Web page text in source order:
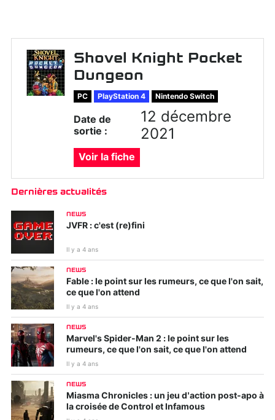
Shovel Knight Pocket
Dungeon
PC PlayStation 4 Nintendo Switch
Date de
sortie :
12 décembre
2021
Voir la fiche
Dernières actualités
NEWS
JVFR : c'est (re)fini
Il y a 4 ans
NEWS
Fable : le point sur les rumeurs, ce que l'on sait,
ce que l'on attend
Il y a 4 ans
NEWS
Marvel's Spider-Man 2 : le point sur les
rumeurs, ce que l'on sait, ce que l'on attend
Il y a 4 ans
NEWS
Miasma Chronicles : un jeu d’action post-apo à
la croisée de Control et Infamous